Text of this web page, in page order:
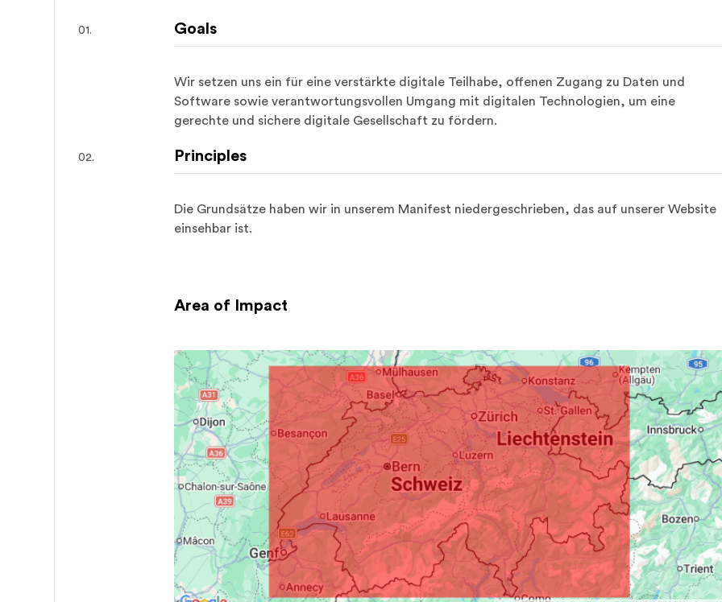
Goals
Wir setzen uns ein für eine verstärkte digitale Teilhabe, offenen Zugang zu Daten und
Software sowie verantwortungsvollen Umgang mit digitalen Technologien, um eine
gerechte und sichere digitale Gesellschaft zu fördern.
Principles
Die Grundsätze haben wir in unserem Manifest niedergeschrieben, das auf unserer Website
einsehbar ist.
Area of Impact